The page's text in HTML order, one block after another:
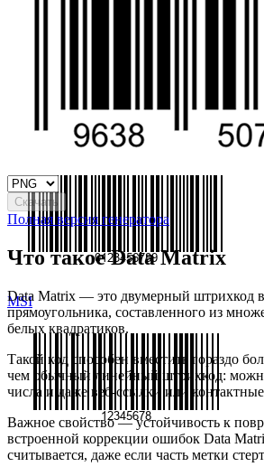
MSI
Скачать
Полная версия генератора
Что такоеData Matrix
Data Matrix — это двумерный штрихкод в
прямоугольника, составленного из
белых квадратиков.
Такой код способен вместить гораздо
чем обычный линейный штрихкод: можно
числа и даже веб-ссылки или
Важное свойство — устойчивость к
встроенной коррекции ошибок Data
считывается, даже если часть метки